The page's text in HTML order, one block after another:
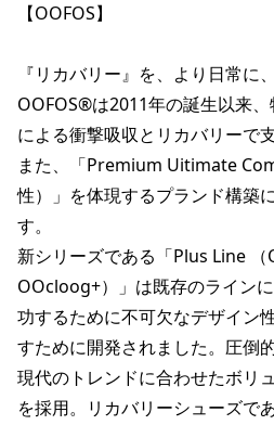
ムラサキスポーツ
ポイント・クーポンも
【OOFOS】
『リカバリー』を、より日常に
OOFOS®は2011年の誕生以来
による衝撃吸収とリカバリーで
また、「Premium Uitimate
性）」を体現するプランド構築
す。
新シリーズである「Plus Line
OOcloog+）」は既存のライン
功するために不可欠なデザイン
すために開発されました。圧倒
現代のトレンドに合わせたボリ
を採用。リカバリーシューズで